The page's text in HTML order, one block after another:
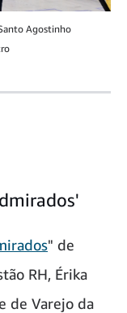
Agostinho
" de
RH, Érika
de Varejo da